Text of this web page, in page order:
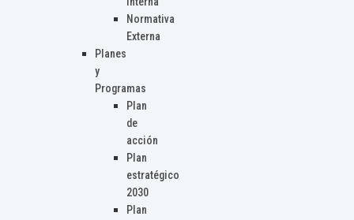
Normativa
Externa
Planes
y
Programas
Plan
de
acción
Plan
estratégico
2030
Plan